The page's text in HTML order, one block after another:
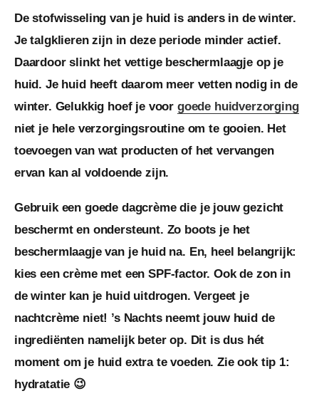
De stofwisseling van je huid is anders in de winter.
Je talgklieren zijn in deze periode minder actief.
Daardoor slinkt het vettige beschermlaagje op je
huid. Je huid heeft daarom meer vetten nodig in de
winter. Gelukkig hoef je voor goede huidverzorging
niet je hele verzorgingsroutine om te gooien. Het
toevoegen van wat producten of het vervangen
ervan kan al voldoende zijn.
Gebruik een goede dagcrème die je jouw gezicht
beschermt en ondersteunt. Zo boots je het
beschermlaagje van je huid na. En, heel belangrijk:
kies een crème met een SPF-factor. Ook de zon in
de winter kan je huid uitdrogen. Vergeet je
nachtcrème niet! ’s Nachts neemt jouw huid de
ingrediënten namelijk beter op. Dit is dus hét
moment om je huid extra te voeden. Zie ook tip 1:
hydratatie 😉